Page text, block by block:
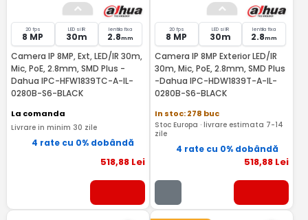
20 fps
8 MP
LED si IR
30m
lentila fixa
2.8mm
Camera IP 8MP, Ext, LED/IR 30m,
Mic, PoE, 2.8mm, SMD Plus -
Dahua IPC-HFW1839TC-A-IL-
0280B-S6-BLACK
La comanda
Livrare in minim 30 zile
4 rate cu 0% dobândă
518,88Lei
20 fps
8 MP
LED si IR
30m
lentila fixa
2.8mm
Camera IP 8MP Exterior LED/IR
30m, Mic, PoE, 2.8mm, SMD Plus
-Dahua IPC-HDW1839T-A-IL-
0280B-S6-BLACK
In stoc: 278 buc
Stoc Europa · livrare estimata 7-14
zile
4 rate cu 0% dobândă
518,88 Lei